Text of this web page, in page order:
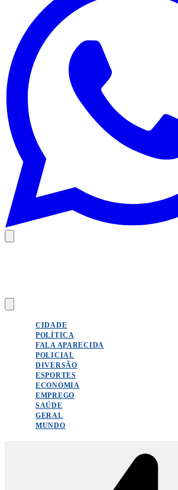
CIDADE
POLÍTICA
FALA APARECIDA
POLICIAL
DIVERSÃO
ESPORTES
ECONOMIA
EMPREGO
SAÚDE
GERAL
MUNDO